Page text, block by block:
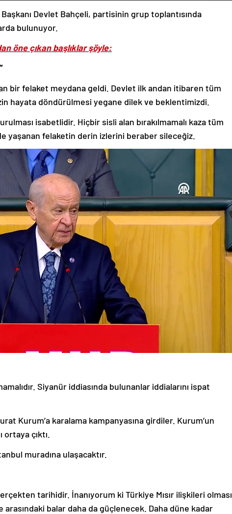
Başkanı Devlet Bahçeli, partisinin grup toplantısında
bulunuyor.
öne çıkan başlıklar şöyle:
bir felaket meydana geldi. Devlet ilk andan itibaren tüm
hayata döndürülmesi yegane dilek ve beklentimizdi.
isabetlidir. Hiçbir sisli alan bırakılmamalı kaza tüm
yaşanan felaketin derin izlerini beraber sileceğiz.
Siyanür iddiasında bulunanlar iddialarını ispat
Kurum’a karalama kampanyasına girdiler. Kurum’un
ortaya çıktı.
muradına ulaşacaktır.
tarihidir. İnanıyorum ki Türkiye Mısır ilişkileri olması
balar daha da güçlenecek. Daha düne kadar